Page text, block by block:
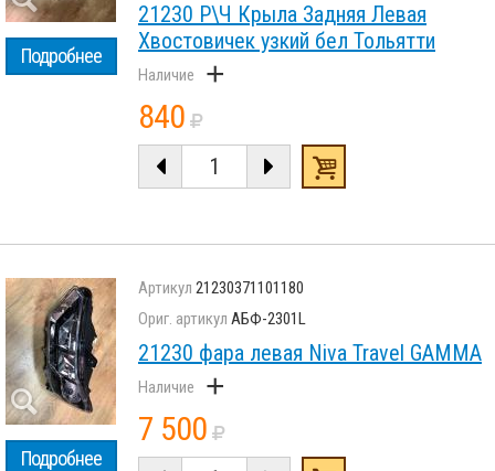
Подробнее
21230 Р\Ч Крыла Задняя Левая
Хвостовичек узкий бел Тольятти
+
840
Подробнее
21230371101180
АБФ-2301L
21230 фара левая Niva Travel GAMMA
+
7 500